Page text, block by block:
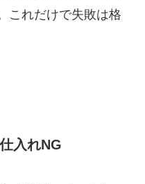
これだけで失敗は格
入れNG